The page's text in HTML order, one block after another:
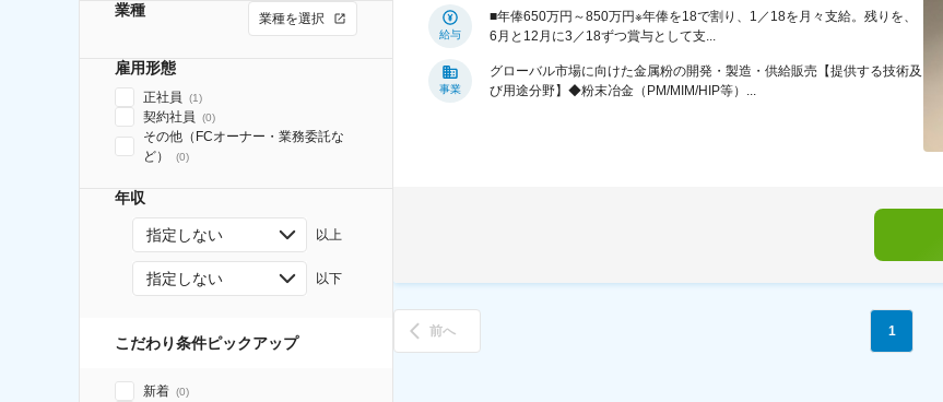
業種 業種を選択
雇用形態
正社員 (1)
契約社員 (0)
その他（FCオーナー・業務委託な
ど）
(0)
年収
指定しない 以上
指定しない 以下
こだわり条件ピックアップ
新着 (0)
給与
■年俸650万円～850万円※年俸を18で割り、1／18を月々支給。残りを、
6月と12月に3／18ずつ賞与として支...
事業
グローバル市場に向けた金属粉の開発・製造・供給販売【提供する技術及
び用途分野】◆粉末冶金（PM/MIM/HIP等）...
前へ 1